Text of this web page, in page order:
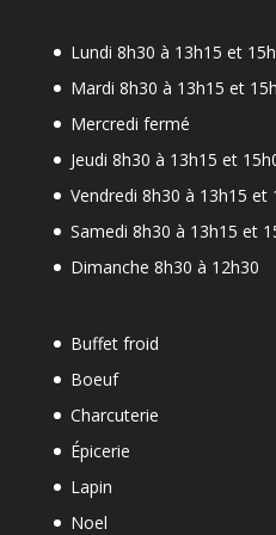
Lundi 8h30 à 13h15 et
Mardi 8h30 à 13h15 et
Mercredi fermé
Jeudi 8h30 à 13h15 et
Vendredi 8h30 à 13h15 et
Samedi 8h30 à 13h15 et
Dimanche 8h30 à 12h30
Buffet froid
Boeuf
Charcuterie
Épicerie
Lapin
Noel